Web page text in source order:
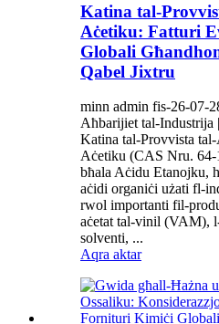
Katina tal-
Aċetiku: Fatturi
Globali
Qabel Jixtru
minn admin fis-26-07-
Aħbarijiet tal-Industrija
Katina tal-Provvista
Aċetiku (CAS Nru.
bħala Aċidu Etanojku,
aċidi organiċi użati fl-
rwol importanti fil-
aċetat tal-vinil (VAM),
solventi, ...
Aqra aktar